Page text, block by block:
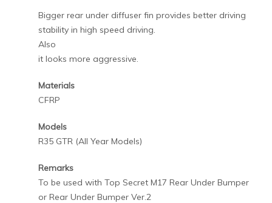
Bigger rear under diffuser fin provides better driving
stability in high speed driving.
Also
it looks more aggressive.
Materials
CFRP
Models
R35 GTR (All Year Models)
Remarks
To be used with Top Secret M17 Rear Under Bumper
or Rear Under Bumper Ver.2